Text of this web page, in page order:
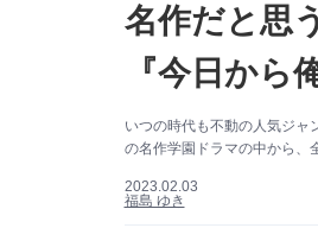
名作だと思
『今日から
いつの時代も不動の人気ジャ
の名作学園ドラマの中から
2023.02.03
福島 ゆき